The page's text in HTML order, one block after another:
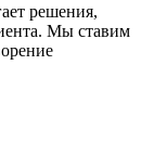
решения,
Мы ставим